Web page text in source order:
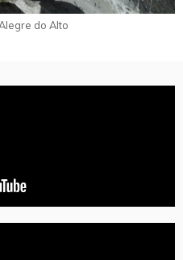
do Alto